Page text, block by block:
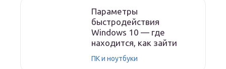
Параметры
быстродействия
Windows 10 — где
находится, как зайти
ПК и ноутбуки